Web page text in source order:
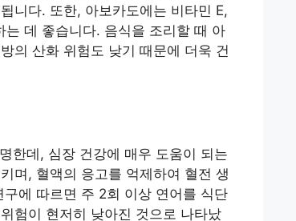
니다. 또한, 아보카도에는 비타민 E,
데 좋습니다. 음식을 조리할 때 아
의 산화 위험도 낮기 때문에 더욱 건
한데, 심장 건강에 매우 도움이 되는
며, 혈액의 응고를 억제하여 혈전 생
에 따르면 주 2회 이상 연어를 식단
험이 현저히 낮아진 것으로 나타났